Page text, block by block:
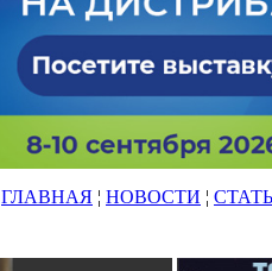
ГЛАВНАЯ ¦ НОВОСТИ ¦